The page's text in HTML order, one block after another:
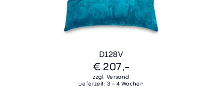
D128V
€ 207,-
zzgl. Versand
Lieferzeit: 3 - 4 Wochen